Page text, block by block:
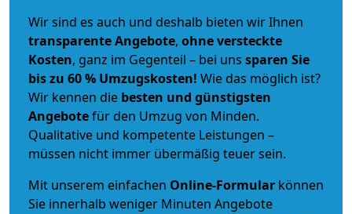
Wir sind es auch und deshalb bieten wir Ihnen
transparente Angebote, ohne versteckte
Kosten, ganz im Gegenteil – bei uns sparen Sie
bis zu 60 % Umzugskosten! Wie das möglich ist?
Wir kennen die besten und günstigsten
Angebotefür den Umzug von Minden.
Qualitative und kompetente Leistungen –
müssen nicht immer übermäßig teuer sein.
Mit unserem einfachen Online-Formular können
Sie innerhalb weniger Minuten Angebote